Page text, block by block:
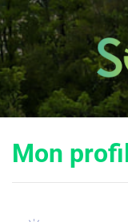
Mon profil